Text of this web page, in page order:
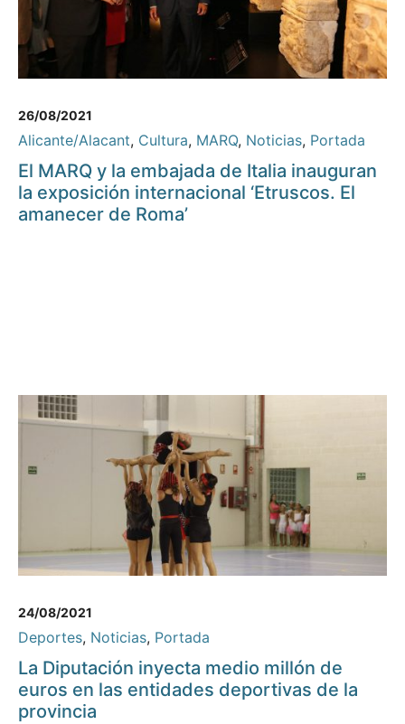
26/08/2021
Alicante/Alacant, Cultura, MARQ, Noticias, Portada
El MARQ y la embajada de Italia inauguran
la exposición internacional ‘Etruscos. El
amanecer de Roma’
24/08/2021
Deportes, Noticias, Portada
La Diputación inyecta medio millón de
euros en las entidades deportivas de la
provincia